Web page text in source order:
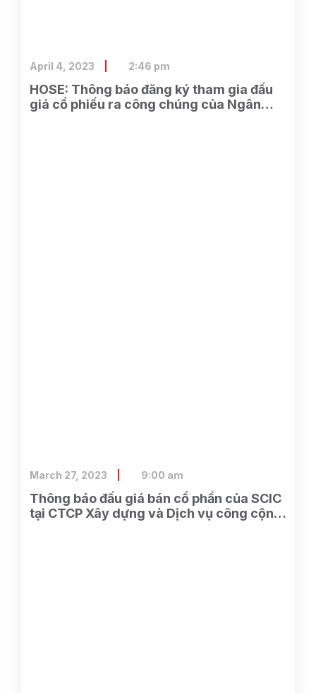
HOSE: Thông báo đăng ký tham gia đấu
giá cổ phiếu ra công chúng của Ngân
April 4, 2023 2:46 pm
Thông báo đấu giá bán cổ phần của SCIC
tại CTCP Xây dựng và Dịch vụ công cộng
March 27, 2023 9:00 am